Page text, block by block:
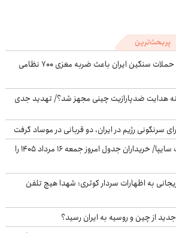
پربحث‌ترین
آسوشیتدپرس افشا کرد: حملات سنگین ایران باعث ضربه مغزی ۷۰۰ نظامی
هدایت ضدپارازیت چینی مجهز شد؟/ تهدید جدی
سرنگونی رژیم در ایران، دو قربانی در موساد گرفت
تغییرات شدید محصولات سایپا/ خریداران جدول امروز جمعه ۱۶ مرداد ۱۴۰۵ را
به اظهارات سردار کوثری: شهدا هیچ تلفن
از چین و روسیه به ایران رسید؟